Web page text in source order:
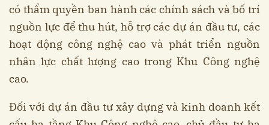
có thẩm quyền ban hành các chính sách và bố trí
nguồn lực để thu hút, hỗ trợ các dự án đầu tư, các
hoạt động công nghệ cao và phát triển nguồn
nhân lực chất lượng cao trong Khu Công nghệ
cao.
Đối với dự án đầu tư xây dựng và kinh doanh kết